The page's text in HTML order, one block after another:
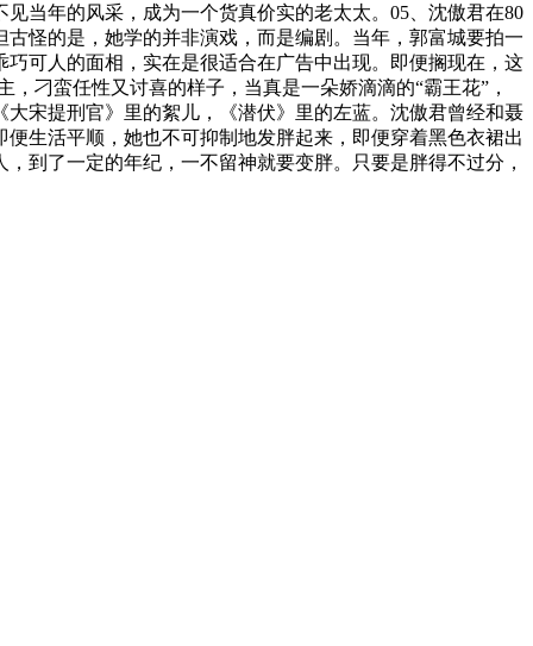
当年的风采，成为一个货真价实的老太太。05、沈傲君在80
怪的是，她学的并非演戏，而是编剧。当年，郭富城要拍一
可人的面相，实在是很适合在广告中出现。即便搁现在，这
刁蛮任性又讨喜的样子，当真是一朵娇滴滴的“霸王花”，
宋提刑官》里的絮儿，《潜伏》里的左蓝。沈傲君曾经和聂
生活平顺，她也不可抑制地发胖起来，即便穿着黑色衣裙出
到了一定的年纪，一不留神就要变胖。只要是胖得不过分，